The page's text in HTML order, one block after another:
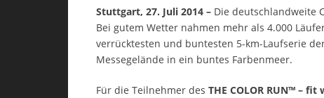
Stuttgart, 27. Juli 2014 – Die deutschlandweite
Bei gutem Wetter nahmen mehr als 4.000
verrücktesten und buntesten 5-km-Laufserie
Messegelände in ein buntes Farbenmeer.
Für die Teilnehmer des THE COLOR RUN™ – fit